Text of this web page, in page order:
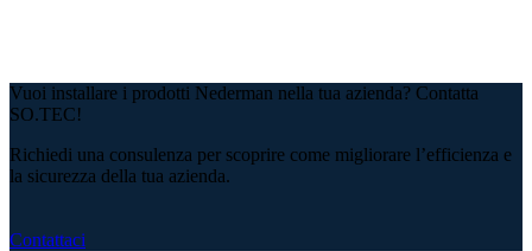
Vuoi installare i prodotti Nederman nella tua azienda? Contatta
SO.TEC!
Richiedi una consulenza per scoprire come migliorare l’efficienza e
la sicurezza della tua azienda.
Contattaci